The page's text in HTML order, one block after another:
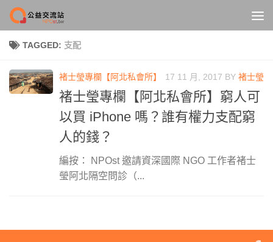
Skip to content
TAGGED: 支配
褚士瑩專欄【阿北私會所】 17 11 月, 2017 BY 褚士瑩
褚士瑩專欄【阿北私會所】窮人可
以買 iPhone 嗎？誰有權力支配窮
人的錢？
編按： NPOst 邀請資深國際 NGO 工作者褚士
瑩阿北隔空問診（...